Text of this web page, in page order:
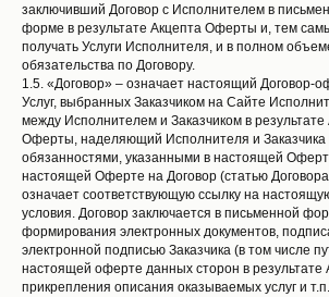
заключивший Договор с Исполнителем в
форме в результате Акцепта Оферты и, тем
получать Услуги Исполнителя, и в полном
обязательства по Договору.
1.5. «Договор» – означает настоящий Договор-
Услуг, выбранных Заказчиком на Сайте
между Исполнителем и Заказчиком в результате
Оферты, наделяющий Исполнителя и Заказчика
обязанностями, указанными в настоящей
настоящей Оферте на Договор (статью
означает соответствующую ссылку на
условия. Договор заключается в письменной
формирования электронных документов,
электронной подписью Заказчика (в том числе
настоящей оферте данных сторон в
прикрепления описания оказываемых услуг и